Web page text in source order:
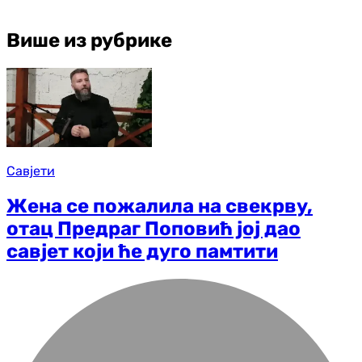
Више из рубрике
Савјети
Жена се пожалила на свекрву,
отац Предраг Поповић јој дао
савјет који ће дуго памтити